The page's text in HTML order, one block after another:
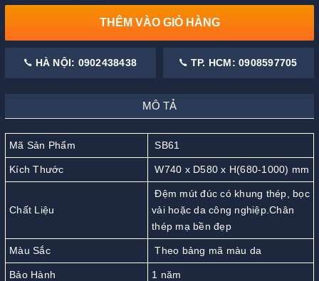
THÊM VÀO GIỎ HÀNG
HÀ NỘI: 0902438438 TP. HCM: 0908597705
MÔ TẢ
Mã Sản Phẩm SB61
Kích Thước W740 x D580 x H(680-1000) mm
Chất Liệu
Đệm mút đúc có khung thép, bọc
vải hoặc da công nghiệp.Chân
thép mạ bền đẹp
Màu Sắc Theo bảng mã màu da
Bảo Hành 1 năm